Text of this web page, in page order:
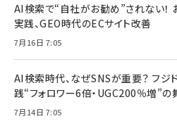
AI検索で“自社がお勧め”されない！
実践、GEO時代のECサイト改善
7月16日 7:05
AI検索時代、なぜSNSが重要？ フジ
践“フォロワー6倍・UGC200％増”の
7月14日 7:05